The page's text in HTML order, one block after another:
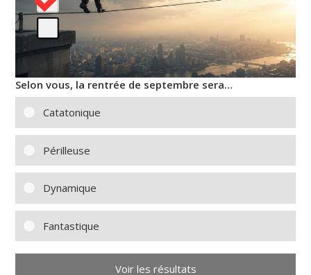
Selon vous, la rentrée de septembre sera…
Catatonique
Périlleuse
Dynamique
Fantastique
Voir les résultats